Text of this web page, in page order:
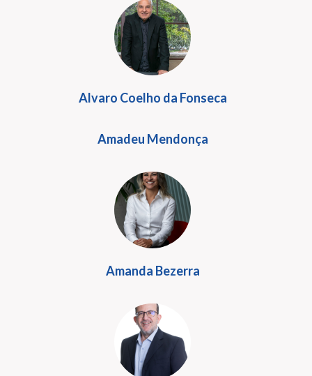
Alvaro Coelho da Fonseca
Amadeu Mendonça
Amanda Bezerra